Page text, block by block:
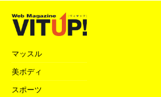
マッスル
美ボディ
スポーツ